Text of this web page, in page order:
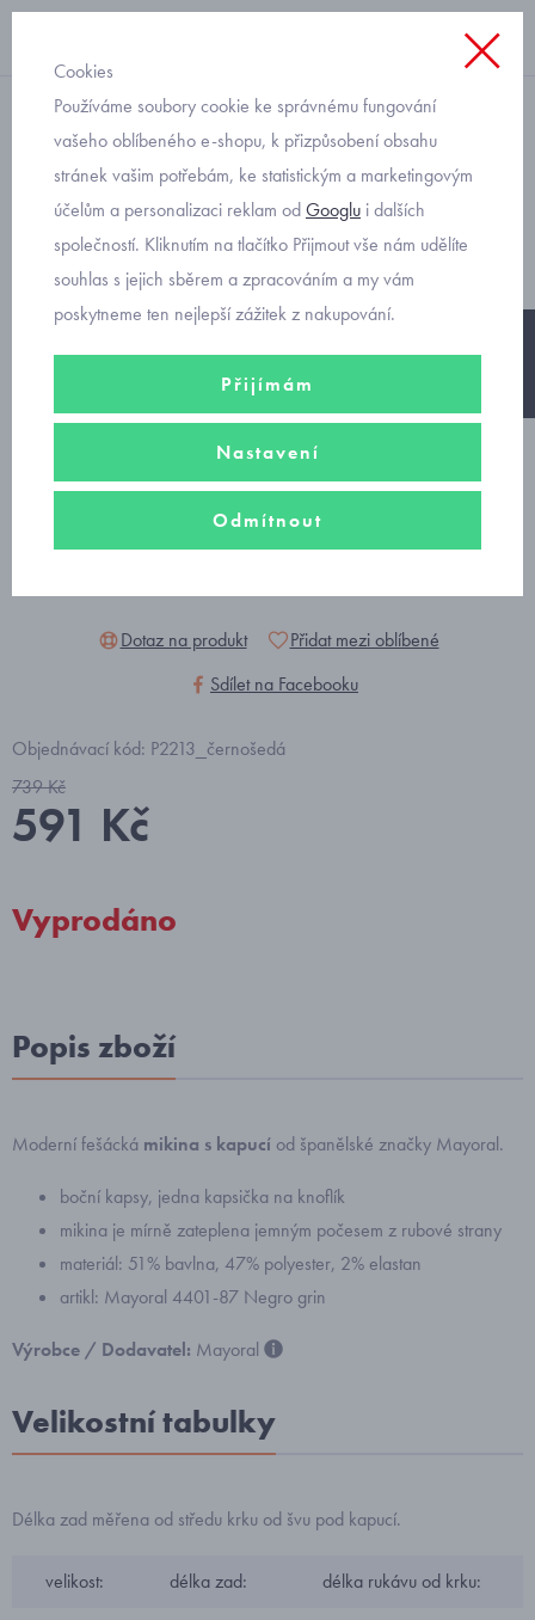
s kapucí
značková dětská mikina s
kapsičkou Mayoral 4401
Dotaz na produkt
Přidat mezi oblíbené
Sdílet na Facebooku
Objednávací kód: P2213_černošedá
739 Kč
591 Kč
Vyprodáno
Popis zboží
Moderní fešácká mikina s kapucí od španělské značky Mayoral.
boční kapsy, jedna kapsička na knoflík
mikina je mírně zateplena jemným počesem z rubové strany
materiál: 51% bavlna, 47% polyester, 2% elastan
artikl: Mayoral 4401-87 Negro grin
Výrobce / Dodavatel: Mayoral
Velikostní tabulky
Délka zad měřena od středu krku od švu pod kapucí.
velikost: délka zad: délka rukávu od krku:
Cookies
Používáme soubory cookie ke správnému fungování
vašeho oblíbeného e-shopu, k přizpůsobení obsahu
stránek vašim potřebám, ke statistickým a marketingovým
účelům a personalizaci reklam odGooglu i dalších
společností. Kliknutím na tlačítko Přijmout vše nám udělíte
souhlas s jejich sběrem a zpracováním a my vám
poskytneme ten nejlepší zážitek z nakupování.
Přijímám
Nastavení
Odmítnout